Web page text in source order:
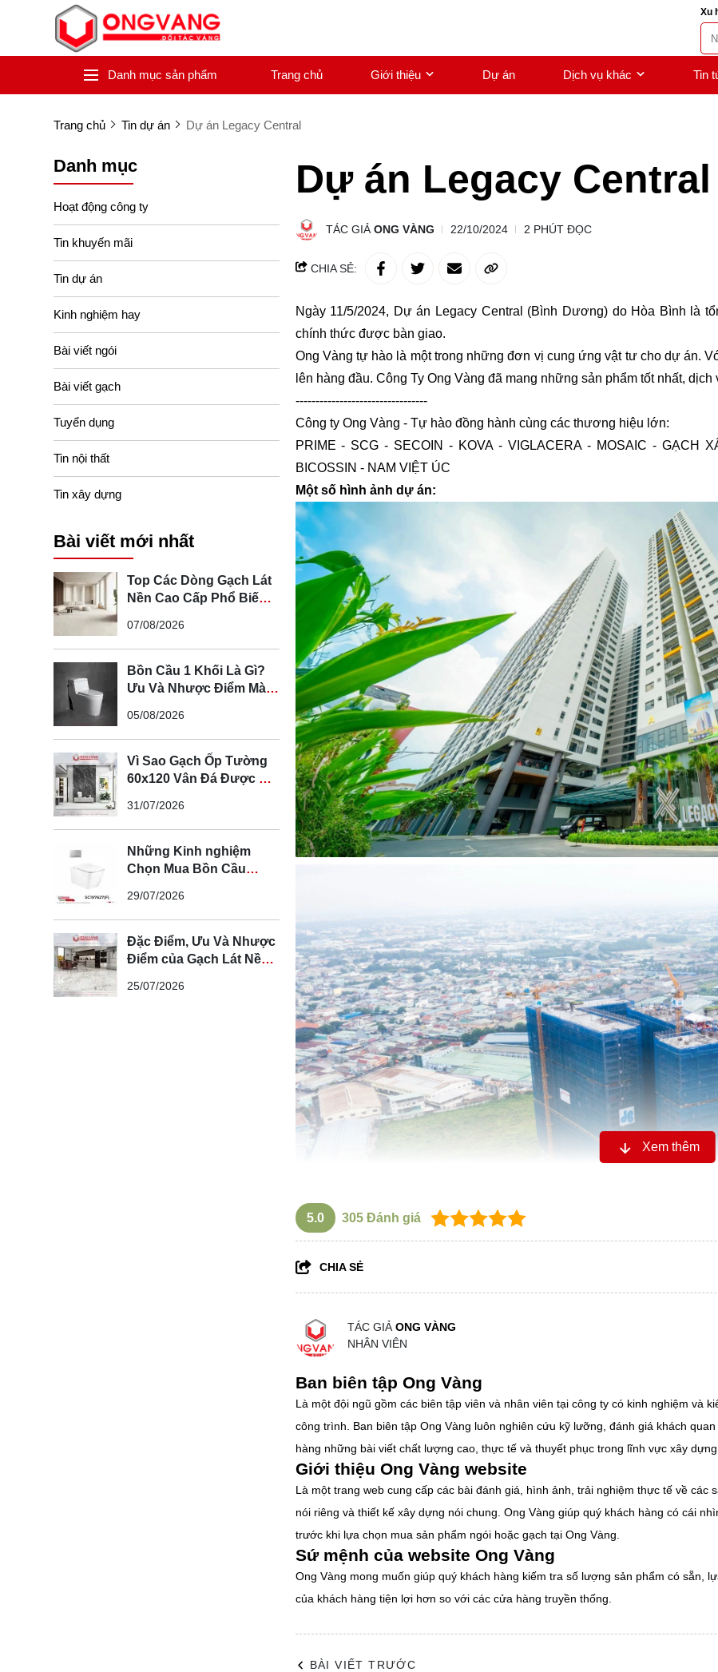
Xu
Danh mục sản phẩm Trang chủ Giới thiệu Dự án Dịch vụ khác Tin
Trang chủ Tin dự án Dự án Legacy Central
Danh mục
Hoạt động công ty
Tin khuyến mãi
Tin dự án
Kinh nghiệm hay
Bài viết ngói
Bài viết gạch
Tuyển dụng
Tin nội thất
Tin xây dựng
Bài viết mới nhất
Top Các Dòng Gạch Lát
Nền Cao Cấp Phổ Biến
07/08/2026
Bồn Cầu 1 Khối Là Gì?
Ưu Và Nhược Điểm Mà
05/08/2026
Vì Sao Gạch Ốp Tường
60x120 Vân Đá Được Ưa
Gian Hiện Đại
31/07/2026
Những Kinh nghiệm
Chọn Mua Bồn Cầu
29/07/2026
Đặc Điểm, Ưu Và Nhược
Điểm của Gạch Lát Nền
25/07/2026
Dự án Legacy Central
TÁC GIẢ ONG VÀNG 22/10/2024 2 PHÚT ĐỌC
CHIA SẺ:
Ngày 11/5/2024, Dự án Legacy Central (Bình Dương) do Hòa Bình là
chính thức được bàn giao.
Ong Vàng tự hào là một trong những đơn vị cung ứng vật tư cho dự án.
lên hàng đầu. Công Ty Ong Vàng đã mang những sản phẩm tốt nhất,
---------------------------------
Công ty Ong Vàng - Tự hào đồng hành cùng các thương hiệu lớn:
PRIME - SCG - SECOIN - KOVA - VIGLACERA - MOSAIC - GẠCH
BICOSSIN - NAM VIỆT ÚC
Một số hình ảnh dự án:
Xem thêm
5.0 305Đánh giá
CHIA SẺ
TÁC GIẢ ONG VÀNG
NHÂN VIÊN
Ban biên tập Ong Vàng
Là một đội ngũ gồm các biên tập viên và nhân viên tại công ty có kinh nghiệm và
công trình. Ban biên tập Ong Vàng luôn nghiên cứu kỹ lưỡng, đánh giá khách
hàng những bài viết chất lượng cao, thực tế và thuyết phục trong lĩnh vực xây dựng.
Giới thiệu Ong Vàng website
Là một trang web cung cấp các bài đánh giá, hình ảnh, trải nghiệm thực tế về
nói riêng và thiết kế xây dựng nói chung. Ong Vàng giúp quý khách hàng có cái
trước khi lựa chọn mua sản phẩm ngói hoặc gạch tại Ong Vàng.
Sứ mệnh của website Ong Vàng
Ong Vàng mong muốn giúp quý khách hàng kiếm tra số lượng sản phẩm có sẵn,
của khách hàng tiện lợi hơn so với các cửa hàng truyền thống.
BÀI VIẾT TRƯỚC